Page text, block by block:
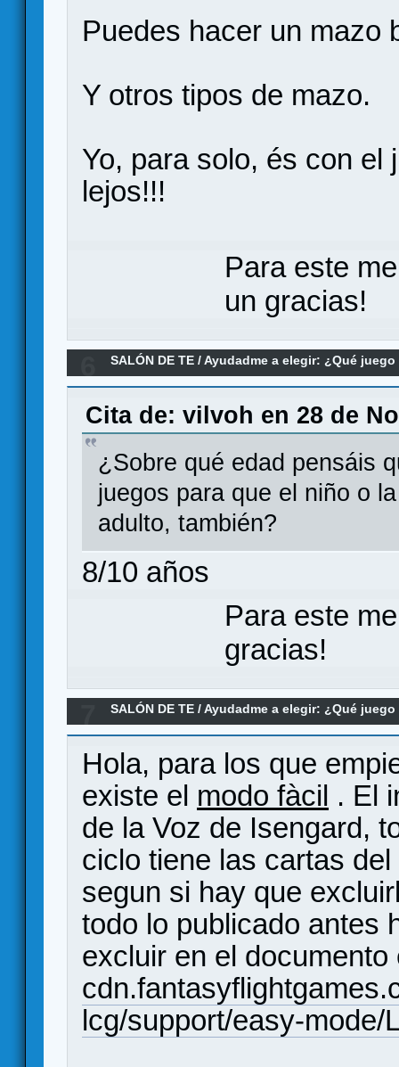
Puedes hacer un mazo
Y otros tipos de mazo.
Yo, para solo, és con el
lejos!!!
Para este
un gracias!
SALÓN DE TE /Ayudadme a elegir: ¿Qué
de papás adaptados a hijos pequeños
Cita de: vilvoh en 28 de
¿Sobre qué edad pensáis
juegos para que el niño o
adulto, también?
8/10 años
Para este
gracias!
SALÓN DE TE /Ayudadme a elegir: ¿Qué
expansiones El señor de los Anillos LCG
Hola, para los que
existe el modo fàcil . El
de la Voz de Isengard,
ciclo tiene las cartas
segun si hay que
todo lo publicado antes
excluir en el
lcg/support/easy-